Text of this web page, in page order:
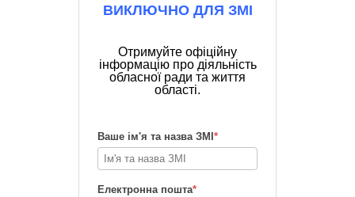
ВИКЛЮЧНО ДЛЯ ЗМІ
Отримуйте офіційну
інформацію про діяльність
обласної ради та життя
області.
Ваше ім'я та назва ЗМІ *
Електронна пошта*